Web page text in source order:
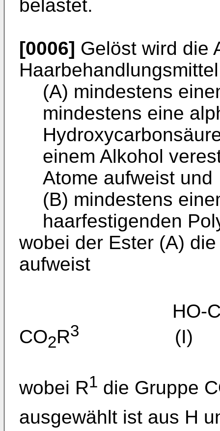
belastet.
[0006] Gelöst wird die
(A) mindestens
mindestens eine
einem Alkohol
Atome aufweist und
(B) mindestens
haarfestigenden
wobei der Ester (A)
aufweist
HO-
CO2R3 (I)
wobei R1 die Gruppe
ausgewählt ist aus H